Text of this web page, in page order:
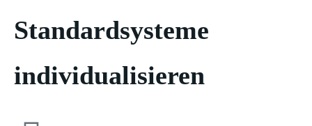
Standardsysteme
individualisieren